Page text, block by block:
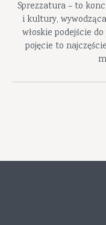
Sprezzatura – to
i kultury,
włoskie podejście
pojęcie to